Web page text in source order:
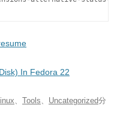
In Fedora 22
Tools Uncategorized分